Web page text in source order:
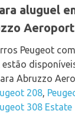
aluguel
Peugeot
Abruzzo
208,
308 Estate